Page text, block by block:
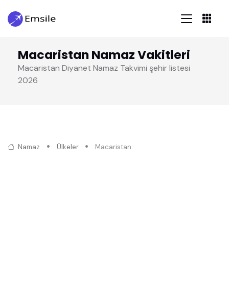
Macaristan Namaz Vakitleri
Macaristan Diyanet Namaz Takvimi şehir listesi
2026
Namaz Ülkeler Macaristan